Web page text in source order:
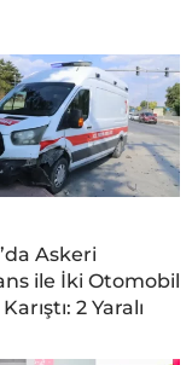
Askeri
ile İki Otomobil
2 Yaralı